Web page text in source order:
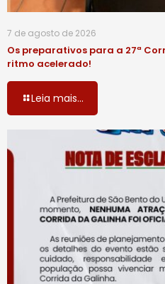
7 de agosto de 2026
Os preparativos para a 27ª
ritmo acelerado!
Leia mais...